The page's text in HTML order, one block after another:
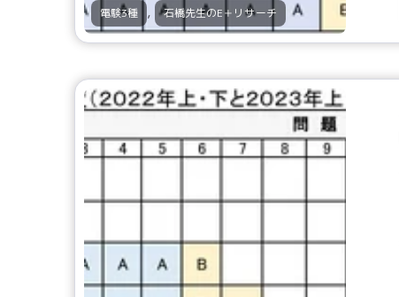
電験3種 , 石橋先生のE＋リサーチ